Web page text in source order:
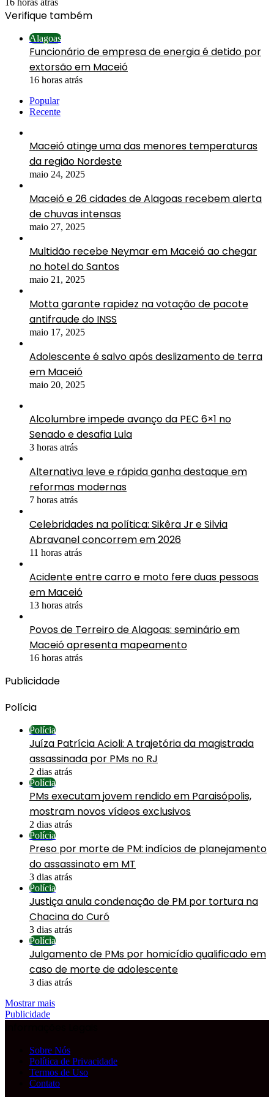
Verifique também
Alagoas
Funcionário de empresa de energia é detido por
extorsão em Maceió
16 horas atrás
Popular
Recente
Maceió atinge uma das menores temperaturas
da região Nordeste
maio 24, 2025
Maceió e 26 cidades de Alagoas recebem alerta
de chuvas intensas
maio 27, 2025
Multidão recebe Neymar em Maceió ao chegar
no hotel do Santos
maio 21, 2025
Motta garante rapidez na votação de pacote
antifraude do INSS
maio 17, 2025
Adolescente é salvo após deslizamento de terra
em Maceió
maio 20, 2025
Alcolumbre impede avanço da PEC 6×1 no
Senado e desafia Lula
3 horas atrás
Alternativa leve e rápida ganha destaque em
reformas modernas
7 horas atrás
Celebridades na política: Sikêra Jr e Silvia
Abravanel concorrem em 2026
11 horas atrás
Acidente entre carro e moto fere duas pessoas
em Maceió
13 horas atrás
Povos de Terreiro de Alagoas: seminário em
Maceió apresenta mapeamento
16 horas atrás
Publicidade
Polícia
Polícia
Juíza Patrícia Acioli: A trajetória da magistrada
assassinada por PMs no RJ
2 dias atrás
Polícia
PMs executam jovem rendido em Paraisópolis,
mostram novos vídeos exclusivos
2 dias atrás
Polícia
Preso por morte de PM: indícios de planejamento
do assassinato em MT
3 dias atrás
Polícia
Justiça anula condenação de PM por tortura na
Chacina do Curó
3 dias atrás
Polícia
Julgamento de PMs por homicídio qualificado em
caso de morte de adolescente
3 dias atrás
Mostrar mais
Publicidade
Sobre Nós
Política de Privacidade
Termos de Uso
Contato